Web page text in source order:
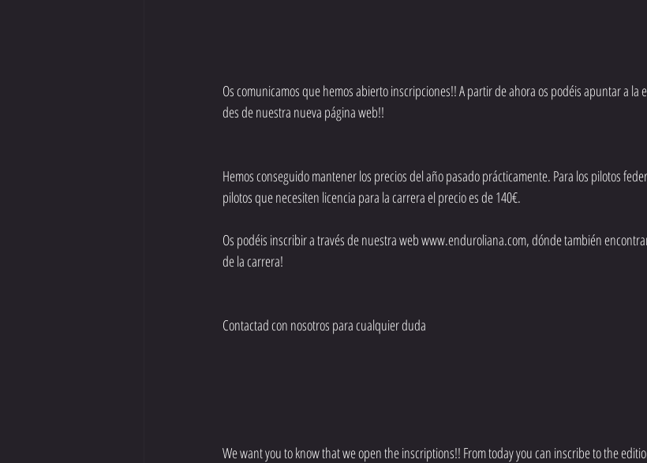
Os comunicamos que hemos abierto inscripciones!! A partir de ahora os podéis apuntar a la
des de nuestra nueva página web!!
Hemos conseguido mantener los precios del año pasado prácticamente. Para los pilotos
pilotos que necesiten licencia para la carrera el precio es de 140€.
Os podéis inscribir a través de nuestra web www.enduroliana.com, dónde también
de la carrera!
Contactad con nosotros para cualquier duda
We want you to know that we open the inscriptions!! From today you can inscribe to the